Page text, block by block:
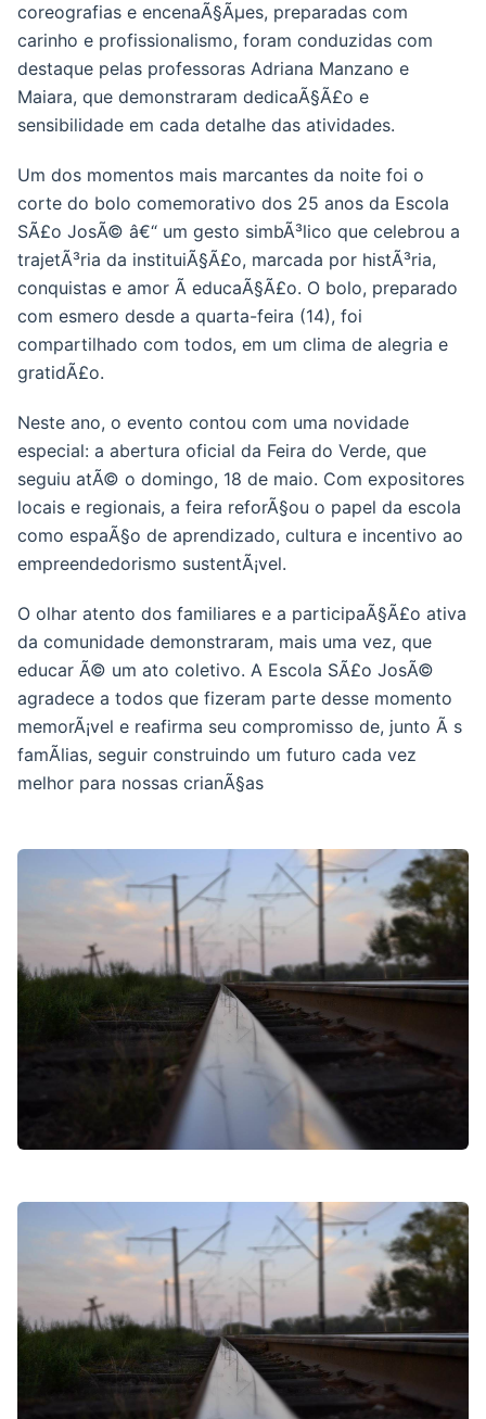
coreografias e encenaÃ§Ãµes, preparadas com
carinho e profissionalismo, foram conduzidas com
destaque pelas professoras Adriana Manzano e
Maiara, que demonstraram dedicaÃ§Ã£o e
sensibilidade em cada detalhe das atividades.
Um dos momentos mais marcantes da noite foi o
corte do bolo comemorativo dos 25 anos da Escola
SÃ£o JosÃ© â€“ um gesto simbÃ³lico que celebrou a
trajetÃ³ria da instituiÃ§Ã£o, marcada por histÃ³ria,
conquistas e amor Ã educaÃ§Ã£o. O bolo, preparado
com esmero desde a quarta-feira (14), foi
compartilhado com todos, em um clima de alegria e
gratidÃ£o.
Neste ano, o evento contou com uma novidade
especial: a abertura oficial da Feira do Verde, que
seguiu atÃ© o domingo, 18 de maio. Com expositores
locais e regionais, a feira reforÃ§ou o papel da escola
como espaÃ§o de aprendizado, cultura e incentivo ao
empreendedorismo sustentÃ¡vel.
O olhar atento dos familiares e a participaÃ§Ã£o ativa
da comunidade demonstraram, mais uma vez, que
educar Ã© um ato coletivo. A Escola SÃ£o JosÃ©
agradece a todos que fizeram parte desse momento
memorÃ¡vel e reafirma seu compromisso de, junto Ã s
famÃ­lias, seguir construindo um futuro cada vez
melhor para nossas crianÃ§as